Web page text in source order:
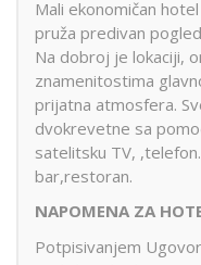
Mali ekonomičan
pruža predivan
Na dobroj je lokaciji,
znamenitostima
prijatna atmosfera.
dvokrevetne sa
satelitsku TV,
bar,restoran.
NAPOMENA ZA
Potpisivanjem